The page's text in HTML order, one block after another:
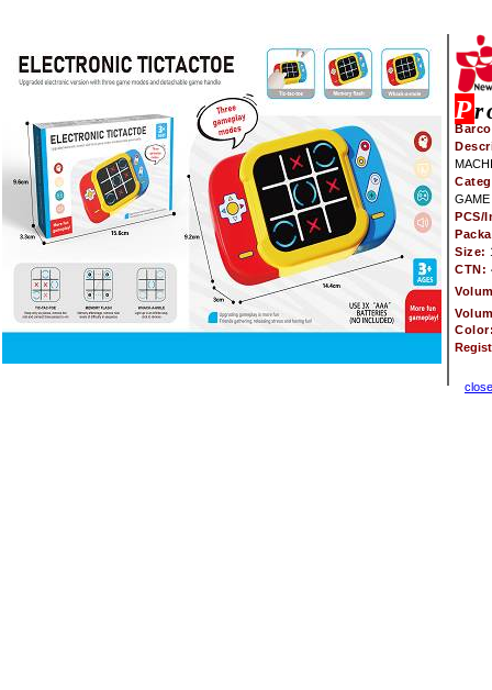
P
GAME
PCS/
Size:
CTN:
close